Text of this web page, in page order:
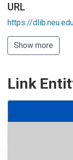
URL
https://
Show more
Link